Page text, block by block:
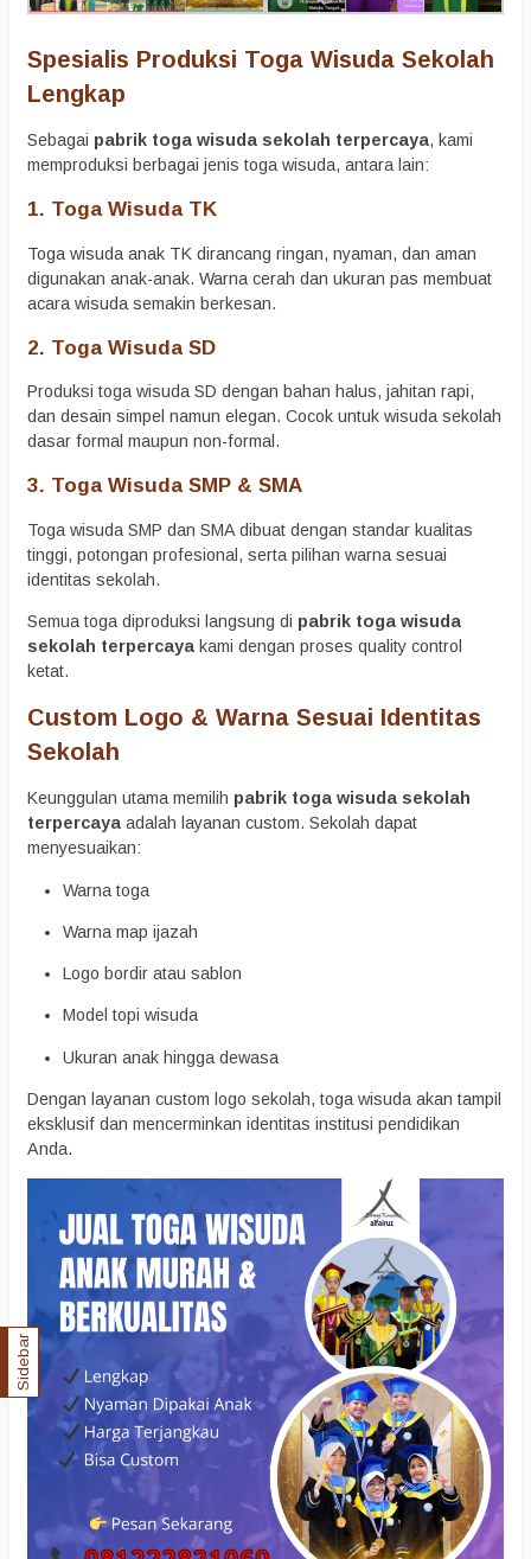
Spesialis Produksi Toga Wisuda Sekolah
Lengkap
Sebagai pabrik toga wisuda sekolah terpercaya, kami
memproduksi berbagai jenis toga wisuda, antara lain:
1. Toga Wisuda TK
Toga wisuda anak TK dirancang ringan, nyaman, dan aman
digunakan anak-anak. Warna cerah dan ukuran pas membuat
acara wisuda semakin berkesan.
2. Toga Wisuda SD
Produksi toga wisuda SD dengan bahan halus, jahitan rapi,
dan desain simpel namun elegan. Cocok untuk wisuda sekolah
dasar formal maupun non-formal.
3. Toga Wisuda SMP & SMA
Toga wisuda SMP dan SMA dibuat dengan standar kualitas
tinggi, potongan profesional, serta pilihan warna sesuai
identitas sekolah.
Semua toga diproduksi langsung di pabrik toga wisuda
sekolah terpercaya kami dengan proses quality control
ketat.
Custom Logo & Warna Sesuai Identitas
Sekolah
Keunggulan utama memilih pabrik toga wisuda sekolah
terpercaya adalah layanan custom. Sekolah dapat
menyesuaikan:
Warna toga
Warna map ijazah
Logo bordir atau sablon
Model topi wisuda
Ukuran anak hingga dewasa
Dengan layanan custom logo sekolah, toga wisuda akan tampil
eksklusif dan mencerminkan identitas institusi pendidikan
Anda.
Sidebar